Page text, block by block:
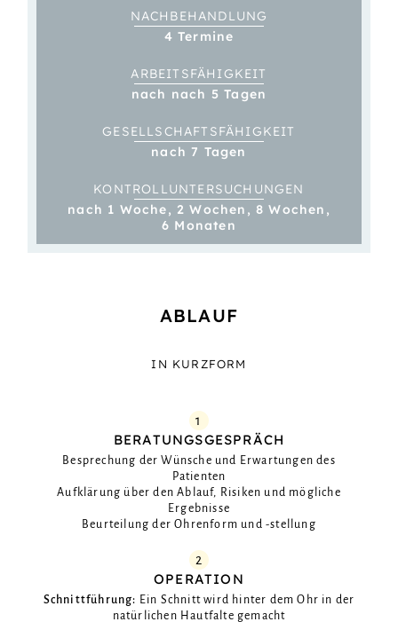
ABLAUF
IN KURZFORM
1
BERATUNGSGESPRÄCH
Besprechung der Wünsche und Erwartungen des
Patienten
Aufklärung über den Ablauf, Risiken und mögliche
Ergebnisse
Beurteilung der Ohrenform und -stellung
2
OPERATION
Schnittführung: Ein Schnitt wird hinter dem Ohr in der
natürlichen Hautfalte gemacht
NACH­BEHANDLUNG
4 Termine
ARBEITS­FÄHIGKEIT
nach nach 5 Tagen
GESELL­SCHAFTS­­FÄHIGKEIT
nach 7 Tagen
KONTROLL­­UNTER­SUCHUNGEN
nach 1 Woche, 2 Wochen, 8 Wochen,
6 Monaten